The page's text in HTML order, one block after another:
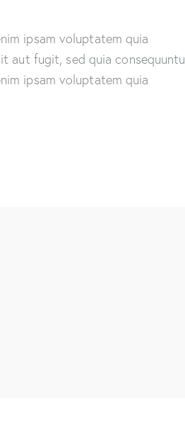
ipsam voluptatem quia
aut fugit, sed quia
ipsam voluptatem quia